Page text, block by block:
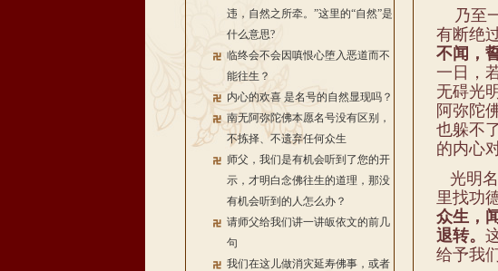
违，自然之所牵。”这里的“自然”是
什么意思?
临终会不会因嗔恨心堕入恶道而不
能往生？
内心的欢喜 是名号的自然显现吗？
南无阿弥陀佛本愿名号没有区别，
不拣择、不遗弃任何众生
师父，我们是有机会听到了您的开
示，才明白念佛往生的道理，那没
有机会听到的人怎么办？
请师父给我们讲一讲皈依文的前几
句
我们在这儿做消灾延寿佛事，或者
乃至
有断绝
不闻，
一日，
无碍光
阿弥陀
也躲不
的内心
光明
里找功
众生，
退转。
给予我